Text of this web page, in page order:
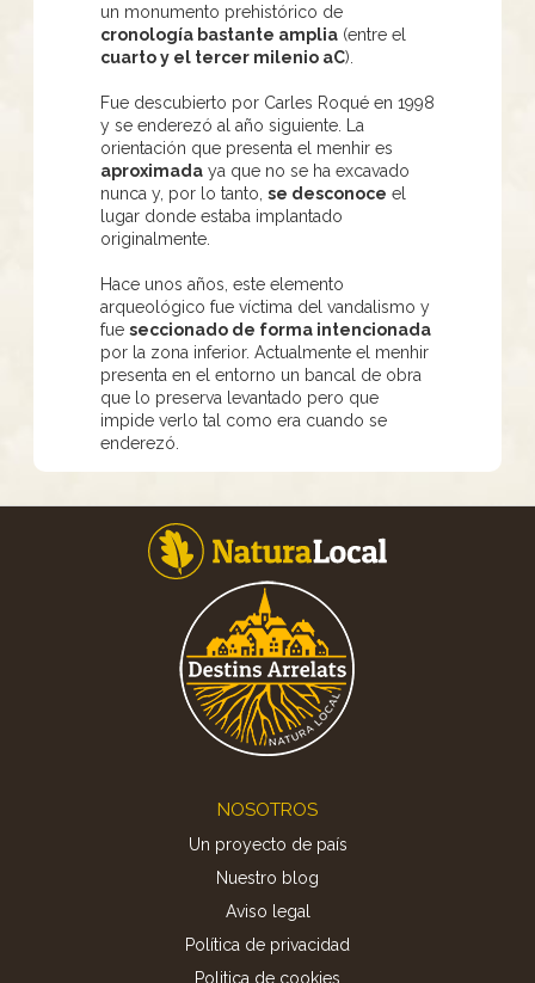
un monumento prehistórico de
cronología bastante amplia (entre el
cuarto y el tercer milenio aC).
Fue descubierto por Carles Roqué en 1998
y se enderezó al año siguiente. La
orientación que presenta el menhir es
aproximada ya que no se ha excavado
nunca y, por lo tanto, se desconoce el
lugar donde estaba implantado
originalmente.
Hace unos años, este elemento
arqueológico fue víctima del vandalismo y
fue seccionado de forma intencionada
por la zona inferior. Actualmente el menhir
presenta en el entorno un bancal de obra
que lo preserva levantado pero que
impide verlo tal como era cuando se
enderezó.
NOSOTROS
Un proyecto de país
Nuestro blog
Aviso legal
Política de privacidad
Politica de cookies